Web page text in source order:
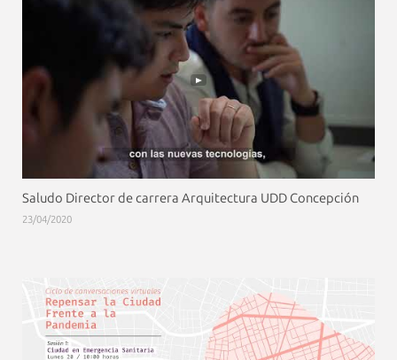
Saludo Director de carrera Arquitectura UDD Concepción
23/04/2020